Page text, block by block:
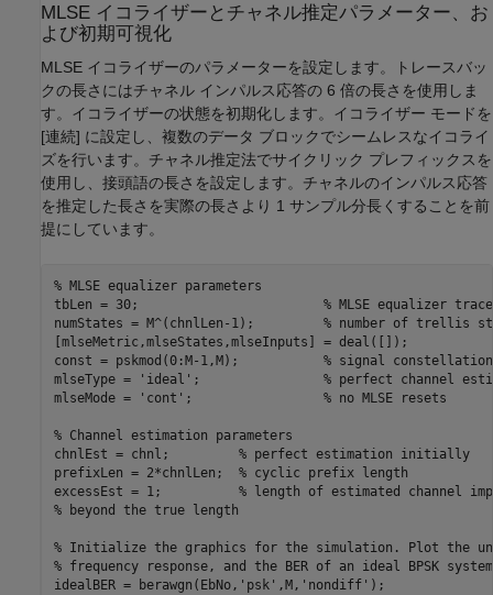
MLSE イコライザーとチャネル推定パラメーター、お
よび初期可視化
MLSE イコライザーのパラメーターを設定します。トレースバッ
クの長さにはチャネル インパルス応答の 6 倍の長さを使用しま
す。イコライザーの状態を初期化します。イコライザー モードを
[連続] に設定し、複数のデータ ブロックでシームレスなイコライ
ズを行います。チャネル推定法でサイクリック プレフィックスを
使用し、接頭語の長さを設定します。チャネルのインパルス応答
を推定した長さを実際の長さより 1 サンプル分長くすることを前
提にしています。
% MLSE equalizer parameters
tbLen = 30; % MLSE equalizer
numStates = M^(chnlLen-1); % number of trellis
[mlseMetric,mlseStates,mlseInputs] = deal([]);
const = pskmod(0:M-1,M); % signal constellation
mlseType =
'ideal' ; % perfect channel
mlseMode =
'cont' ; % no MLSE resets
% Channel estimation parameters
chnlEst = chnl; % perfect estimation initially
prefixLen = 2*chnlLen; % cyclic prefix length
excessEst = 1; % length of estimated channel
% beyond the true length
% Initialize the graphics for the simulation. Plot the
% frequency response, and the BER of an ideal BPSK
idealBER = berawgn(EbNo, 'psk' ,M, 'nondiff' );